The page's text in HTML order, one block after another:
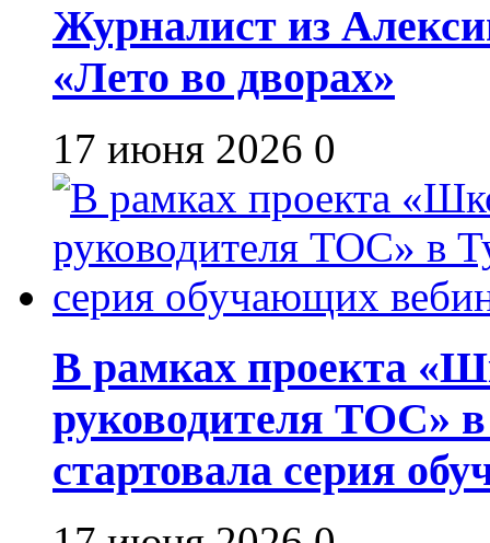
Журналист из
«Лето во дворах»
17 июня 2026 0
В рамках проекта
руководителя ТОС»
стартовала серия